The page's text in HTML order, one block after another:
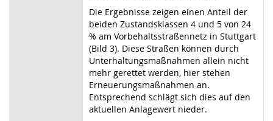
Die Ergebnisse zeigen einen Anteil der
beiden Zustandsklassen 4 und 5 von 24
% am Vorbehaltsstraßennetz in Stuttgart
(Bild 3). Diese Straßen können durch
Unterhaltungsmaßnahmen allein nicht
mehr gerettet werden, hier stehen
Erneuerungsmaßnahmen an.
Entsprechend schlägt sich dies auf den
aktuellen Anlagewert nieder.